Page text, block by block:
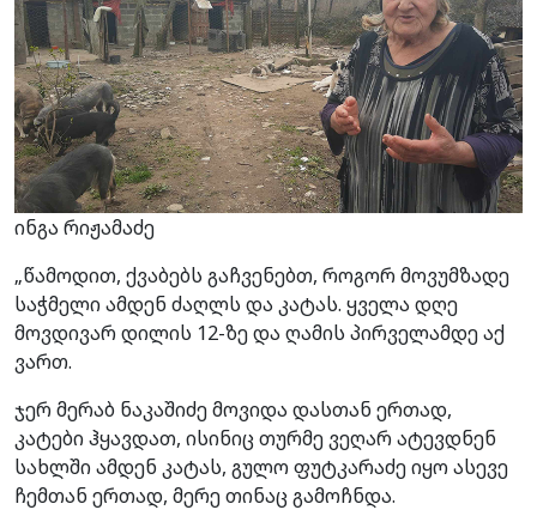
ინგა რიჟამაძე
„წამოდით, ქვაბებს გაჩვენებთ, როგორ მოვუმზადე
საჭმელი ამდენ ძაღლს და კატას. ყველა დღე
მოვდივარ დილის 12-ზე და ღამის პირველამდე აქ
ვართ.
ჯერ მერაბ ნაკაშიძე მოვიდა დასთან ერთად,
კატები ჰყავდათ, ისინიც თურმე ვეღარ ატევდნენ
სახლში ამდენ კატას, გულო ფუტკარაძე იყო ასევე
ჩემთან ერთად, მერე თინაც გამოჩნდა.